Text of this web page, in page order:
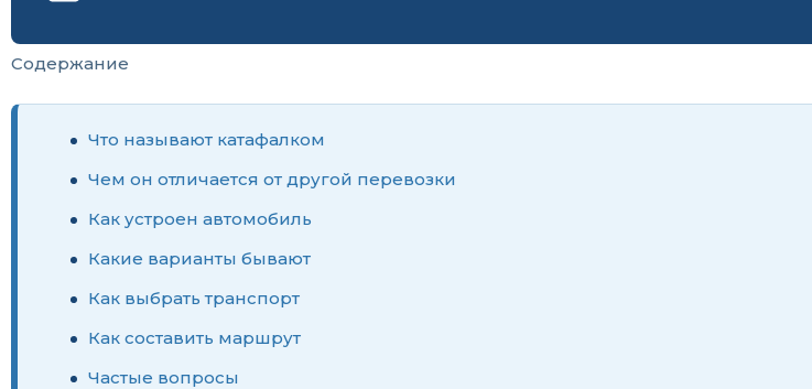
Содержание
Что называют катафалком
Чем он отличается от другой перевозки
Как устроен автомобиль
Какие варианты бывают
Как выбрать транспорт
Как составить маршрут
Частые вопросы